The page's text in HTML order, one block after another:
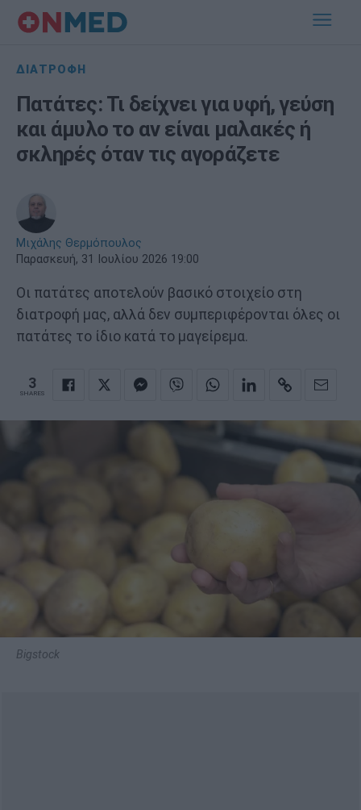
ΔΙΑΤΡΟΦΗ
Πατάτες: Τι δείχνει για υφή, γεύση
και άμυλο το αν είναι μαλακές ή
σκληρές όταν τις αγοράζετε
Μιχάλης Θερμόπουλος
Παρασκευή, 31 Ιουλίου 2026 19:00
Οι πατάτες αποτελούν βασικό στοιχείο στη
διατροφή μας, αλλά δεν συμπεριφέρονται όλες οι
πατάτες το ίδιο κατά το μαγείρεμα.
3
SHARES
Bigstock